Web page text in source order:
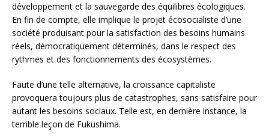
développement et la sauvegarde des équilibres écologiques.
En fin de compte, elle implique le projet écosocialiste d’une
société produisant pour la satisfaction des besoins humains
réels, démocratiquement déterminés, dans le respect des
rythmes et des fonctionnements des écosystèmes.
Faute d’une telle alternative, la croissance capitaliste
provoquera toujours plus de catastrophes, sans satisfaire pour
autant les besoins sociaux. Telle est, en dernière instance, la
terrible leçon de Fukushima.